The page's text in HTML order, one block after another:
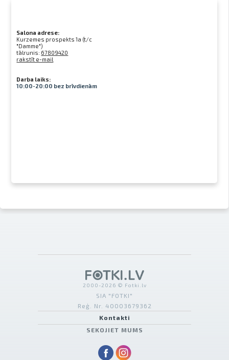
Salona adrese:
Kurzemes prospekts 1a (t/c
"Damme")
tālrunis: 67809420
rakstīt e-mail
Darba laiks:
10:00-20:00 bez brīvdienām
2000-2026 © Fotki.lv
SIA "FOTKI"
Reģ. Nr. 40003679362
Kontakti
SEKOJIET MUMS